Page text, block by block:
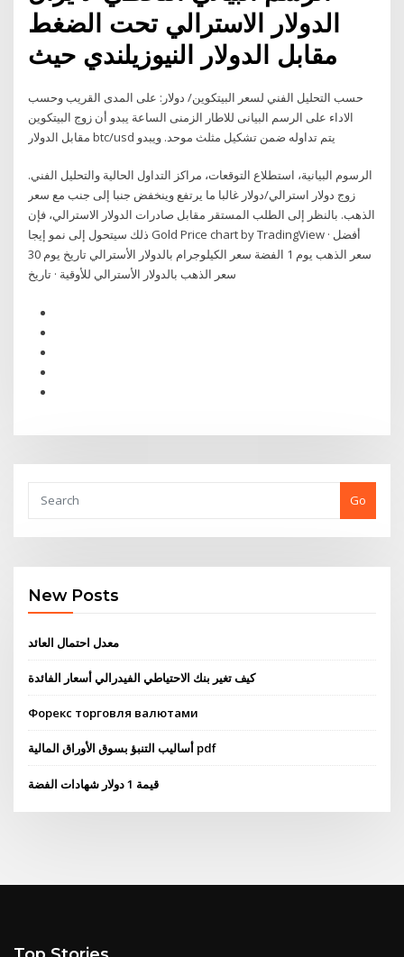
الدولار الاسترالي تحت الضغط
مقابل الدولار النيوزيلندي حيث
حسب التحليل الفني لسعر البيتكوين/ دولار: على المدى القريب وحسب
الاداء على الرسم البيانى للاطار الزمنى الساعة يبدو أن زوج البيتكوين
مقابل الدولار btc/usd يتم تداوله ضمن تشكيل مثلث موحد. ويبدو
الرسوم البيانية، استطلاع التوقعات، مراكز التداول الحالية والتحليل الفني.
زوج دولار استرالي/دولار غالبا ما يرتفع وينخفض جنبا إلى جنب مع سعر
الذهب. بالنظر إلى الطلب المستقر مقابل صادرات الدولار الاسترالي، فإن
ذلك سيتحول إلى نمو إيجا Gold Price chart by TradingView · أفضل
سعر الذهب يوم 1 الفضة سعر الكيلوجرام بالدولار الأسترالي تاريخ يوم 30
Go
New Posts
معدل احتمال العائد
كيف تغير بنك الاحتياطي الفيدرالي أسعار الفائدة
Форекс торговля валютами
أساليب التنبؤ بسوق الأوراق المالية pdf
قيمة 1 دولار شهادات الفضة